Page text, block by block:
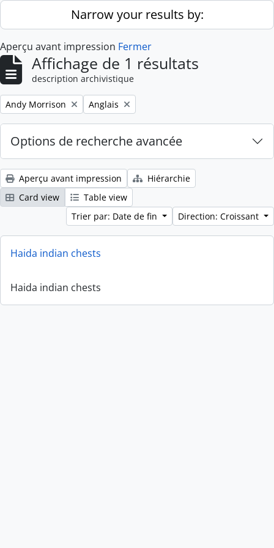
Skip to main contentNarrow your results by:
Aperçu avant impression Fermer
Affichage de 1 résultats
description archivistique
Remove filter:
Andy Morrison Remove filter:
Anglais
Options de recherche avancée
Aperçu avant impression
Hiérarchie
Card view
Table view
Trier par: Date de fin
Direction: Croissant
Haida indian chests
Haida indian chests